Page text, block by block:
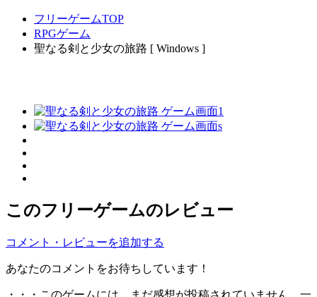
フリーゲームTOP
RPGゲーム
聖なる剣と少女の旅路 [ Windows ]
このフリーゲームのレビュー
コメント・レビューを追加する
あなたのコメントをお待ちしています！
・・・このゲームには、まだ感想が投稿されていません。一